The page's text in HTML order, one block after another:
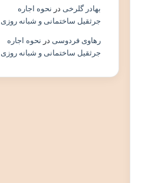
بهادر گلرخی در نحوه اجاره
جرثقیل ساختمانی و شبانه روزی
رهاوی فردوسی در نحوه اجاره
جرثقیل ساختمانی و شبانه روزی